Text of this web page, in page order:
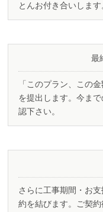
とんお付き合いします
最
「このプラン、この
を提出します。 今ま
認下さい。
さらに工事期間・お
約を結びます。ご契